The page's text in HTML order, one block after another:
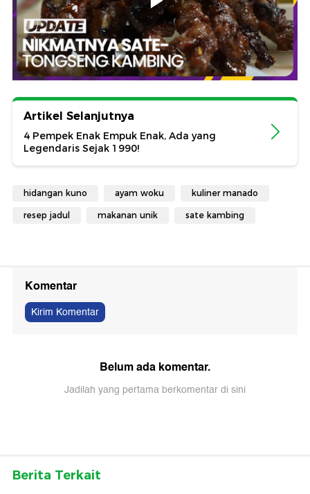
Artikel Selanjutnya
4 Pempek Enak Empuk Enak, Ada yang
Legendaris Sejak 1990!
hidangan kuno ayam woku kuliner manado
resep jadul makanan unik sate kambing
Komentar
Kirim Komentar
Belum ada komentar.
Jadilah yang pertama berkomentar di sini
Berita Terkait